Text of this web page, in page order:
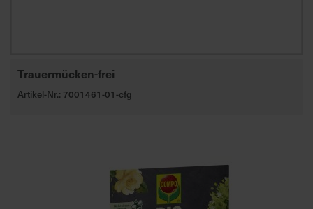
Trauermücken-frei
Artikel-Nr.: 7001461-01-cfg